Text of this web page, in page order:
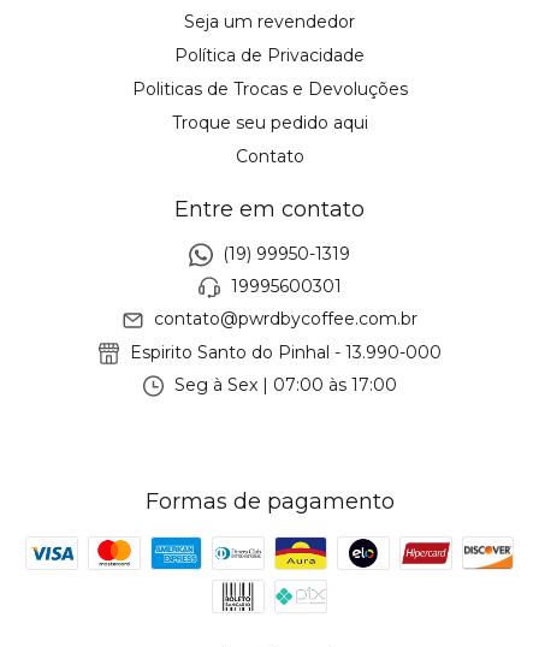
Seja um revendedor
Política de Privacidade
Politicas de Trocas e Devoluções
Troque seu pedido aqui
Contato
Entre em contato
(19) 99950-1319
19995600301
contato@pwrdbycoffee.com.br
Espirito Santo do Pinhal - 13.990-000
Seg à Sex | 07:00 às 17:00
Formas de pagamento